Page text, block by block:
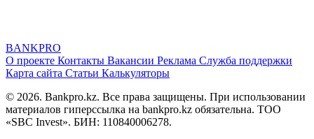
BANKPRO
О проекте Контакты Вакансии Реклама Служба поддержки
Карта сайта Статьи Калькуляторы
© 2026. Bankpro.kz. Все права защищены. При использовании
материалов гиперссылка на bankpro.kz обязательна. ТОО
«SBC Invest». БИН: 110840006278.